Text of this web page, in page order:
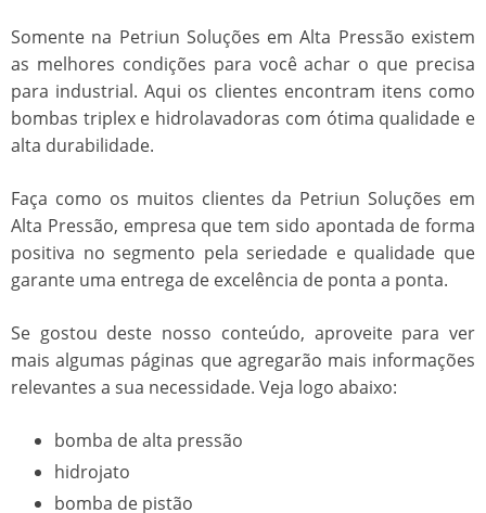
Somente na Petriun Soluções em Alta Pressão existem
as melhores condições para você achar o que precisa
para industrial. Aqui os clientes encontram itens como
bombas triplex e hidrolavadoras com ótima qualidade e
alta durabilidade.
Faça como os muitos clientes da Petriun Soluções em
Alta Pressão, empresa que tem sido apontada de forma
positiva no segmento pela seriedade e qualidade que
garante uma entrega de excelência de ponta a ponta.
Se gostou deste nosso conteúdo, aproveite para ver
mais algumas páginas que agregarão mais informações
relevantes a sua necessidade. Veja logo abaixo:
bomba de alta pressão
hidrojato
bomba de pistão